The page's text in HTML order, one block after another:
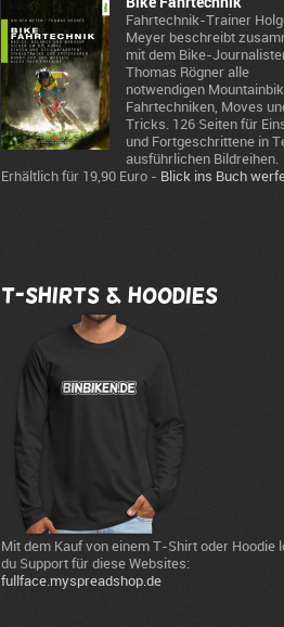
Fahrtechnik-Trainer
Meyer beschreibt
mit dem Bike-
Thomas Rögner alle
notwendigen
Fahrtechniken, Moves
Tricks. 126 Seiten für
und Fortgeschrittene in
ausführlichen Bildreihen.
Erhältlich für 19,90 Euro - Blick ins Buch
T-Shirts & Hoodies
Mit dem Kauf von einem T-Shirt oder Hoodie
du Support für diese Websites:
fullface.myspreadshop.de